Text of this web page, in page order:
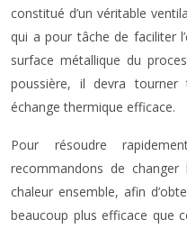
constitué d’un véritable
qui a pour tâche de faciliter
surface métallique du
poussière, il devra
échange thermique efficace.
Pour résoudre
recommandons de
chaleur ensemble, afin
beaucoup plus efficace que